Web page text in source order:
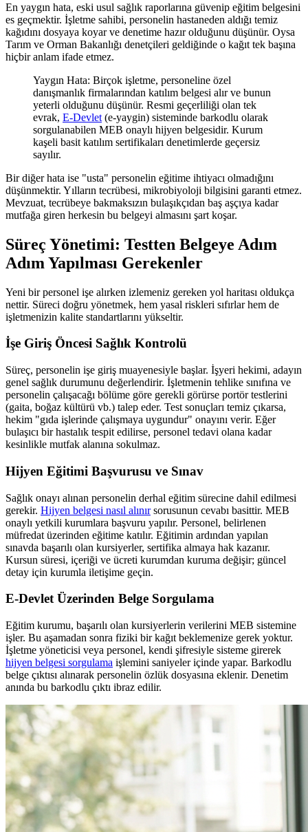
En yaygın hata, eski usul sağlık raporlarına güvenip eğitim belgesini
es geçmektir. İşletme sahibi, personelin hastaneden aldığı temiz
kağıdını dosyaya koyar ve denetime hazır olduğunu düşünür. Oysa
Tarım ve Orman Bakanlığı denetçileri geldiğinde o kağıt tek başına
hiçbir anlam ifade etmez.
Yaygın Hata: Birçok işletme, personeline özel
danışmanlık firmalarından katılım belgesi alır ve bunun
yeterli olduğunu düşünür. Resmi geçerliliği olan tek
evrak, E-Devlet (e-yaygin) sisteminde barkodlu olarak
sorgulanabilen MEB onaylı hijyen belgesidir. Kurum
kaşeli basit katılım sertifikaları denetimlerde geçersiz
sayılır.
Bir diğer hata ise "usta" personelin eğitime ihtiyacı olmadığını
düşünmektir. Yılların tecrübesi, mikrobiyoloji bilgisini garanti etmez.
Mevzuat, tecrübeye bakmaksızın bulaşıkçıdan baş aşçıya kadar
mutfağa giren herkesin bu belgeyi almasını şart koşar.
Süreç Yönetimi: Testten Belgeye Adım
Adım Yapılması Gerekenler
Yeni bir personel işe alırken izlemeniz gereken yol haritası oldukça
nettir. Süreci doğru yönetmek, hem yasal riskleri sıfırlar hem de
işletmenizin kalite standartlarını yükseltir.
İşe Giriş Öncesi Sağlık Kontrolü
Süreç, personelin işe giriş muayenesiyle başlar. İşyeri hekimi, adayın
genel sağlık durumunu değerlendirir. İşletmenin tehlike sınıfına ve
personelin çalışacağı bölüme göre gerekli görürse portör testlerini
(gaita, boğaz kültürü vb.) talep eder. Test sonuçları temiz çıkarsa,
hekim "gıda işlerinde çalışmaya uygundur" onayını verir. Eğer
bulaşıcı bir hastalık tespit edilirse, personel tedavi olana kadar
kesinlikle mutfak alanına sokulmaz.
Hijyen Eğitimi Başvurusu ve Sınav
Sağlık onayı alınan personelin derhal eğitim sürecine dahil edilmesi
gerekir. Hijyen belgesi nasıl alınırsorusunun cevabı basittir. MEB
onaylı yetkili kurumlara başvuru yapılır. Personel, belirlenen
müfredat üzerinden eğitime katılır. Eğitimin ardından yapılan
sınavda başarılı olan kursiyerler, sertifika almaya hak kazanır.
Kursun süresi, içeriği ve ücreti kurumdan kuruma değişir; güncel
detay için kurumla iletişime geçin.
E-Devlet Üzerinden Belge Sorgulama
Eğitim kurumu, başarılı olan kursiyerlerin verilerini MEB sistemine
işler. Bu aşamadan sonra fiziki bir kağıt beklemenize gerek yoktur.
İşletme yöneticisi veya personel, kendi şifresiyle sisteme girerek
hijyen belgesi sorgulama işlemini saniyeler içinde yapar. Barkodlu
belge çıktısı alınarak personelin özlük dosyasına eklenir. Denetim
anında bu barkodlu çıktı ibraz edilir.